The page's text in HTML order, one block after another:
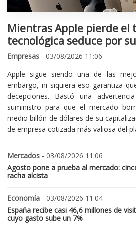
Mientras Apple pierde el
tecnológica seduce por
Empresas - 03/08/2026 11:06
Apple sigue siendo una de las
embargo, ni siquiera eso garantiza
decepciones. Bastó una
suministro para que el mercado
medio billón de dólares de su
de empresa cotizada más valiosa del
Mercados - 03/08/2026 11:06
Agosto pone a prueba al mercado:
racha alcista
Economía - 03/08/2026 11:04
España recibe casi 46,6 millones de
cuyo gasto sube un 7%